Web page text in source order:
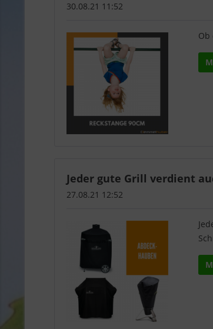
30.08.21 11:52
Ob
Jeder gute Grill verdient
27.08.21 12:52